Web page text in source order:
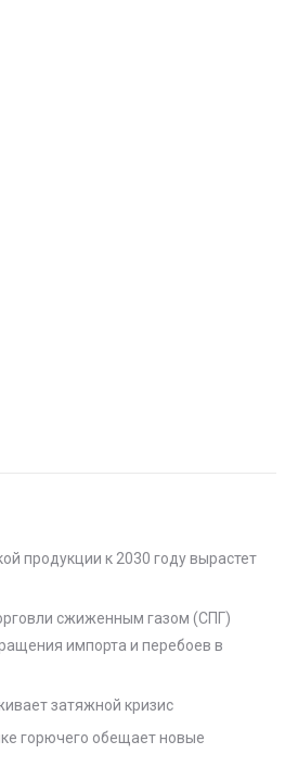
продукции к 2030 году вырастет
сжиженным газом (СПГ)
импорта и перебоев в
затяжной кризис
горючего обещает новые